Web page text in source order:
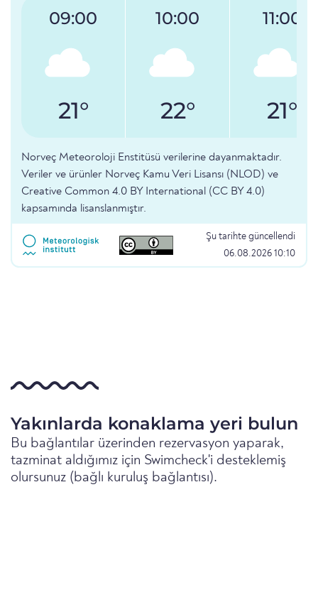
09:00
21°
10:00
22°
11:00
21°
Norveç Meteoroloji Enstitüsü verilerine dayanmaktadır.
Veriler ve ürünler Norveç Kamu Veri Lisansı (NLOD) ve
Creative Common 4.0 BY International (CC BY 4.0)
kapsamında lisanslanmıştır.
Şu tarihte güncellendi
06.08.2026 10:10
Yakınlarda konaklama yeri bulun
Bu bağlantılar üzerinden rezervasyon yaparak,
tazminat aldığımız için Swimcheck'i desteklemiş
olursunuz (bağlı kuruluş bağlantısı).